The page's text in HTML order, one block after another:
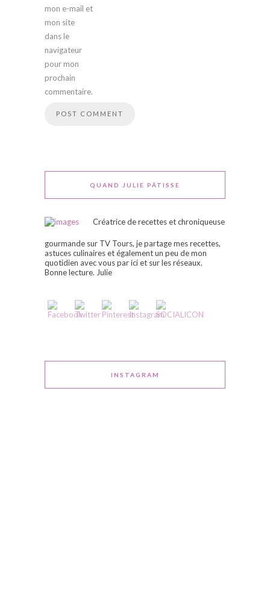
mon e-mail et
mon site
dans le
navigateur
pour mon
prochain
commentaire.
QUAND JULIE PÂTISSE
Créatrice de recettes et chroniqueuse
gourmande sur TV Tours, je partage mes recettes,
astuces culinaires et également un peu de mon
quotidien avec vous par ici et sur les réseaux.
Bonne lecture. Julie
INSTAGRAM